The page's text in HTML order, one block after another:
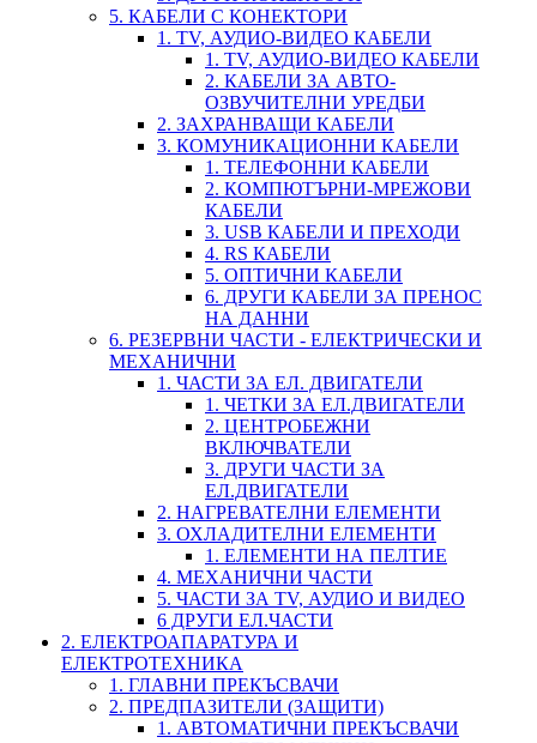
5. КАБЕЛИ С КОНЕКТОРИ
1. TV, АУДИО-ВИДЕО КАБЕЛИ
1. TV, АУДИО-ВИДЕО КАБЕЛИ
2. КАБЕЛИ ЗА АВТО-
ОЗВУЧИТЕЛНИ УРЕДБИ
2. ЗАХРАНВАЩИ КАБЕЛИ
3. КОМУНИКАЦИОННИ КАБЕЛИ
1. ТЕЛЕФОННИ КАБЕЛИ
2. КОМПЮТЪРНИ-МРЕЖОВИ
КАБЕЛИ
3. USB КАБЕЛИ И ПРЕХОДИ
4. RS КАБЕЛИ
5. ОПТИЧНИ КАБЕЛИ
6. ДРУГИ КАБЕЛИ ЗА ПРЕНОС
НА ДАННИ
6. РЕЗЕРВНИ ЧАСТИ - ЕЛЕКТРИЧЕСКИ И
МЕХАНИЧНИ
1. ЧАСТИ ЗА ЕЛ. ДВИГАТЕЛИ
1. ЧЕТКИ ЗА ЕЛ.ДВИГАТЕЛИ
2. ЦЕНТРОБЕЖНИ
ВКЛЮЧВАТЕЛИ
3. ДРУГИ ЧАСТИ ЗА
ЕЛ.ДВИГАТЕЛИ
2. НАГРЕВАТЕЛНИ ЕЛЕМЕНТИ
3. ОХЛАДИТЕЛНИ ЕЛЕМЕНТИ
1. ЕЛЕМЕНТИ НА ПЕЛТИЕ
4. МЕХАНИЧНИ ЧАСТИ
5. ЧАСТИ ЗА TV, АУДИО И ВИДЕО
6 ДРУГИ ЕЛ.ЧАСТИ
2. ЕЛЕКТРОАПАРАТУРА И
ЕЛЕКТРОТЕХНИКА
1. ГЛАВНИ ПРЕКЪСВАЧИ
2. ПРЕДПАЗИТЕЛИ (ЗАЩИТИ)
1. АВТОМАТИЧНИ ПРЕКЪСВАЧИ